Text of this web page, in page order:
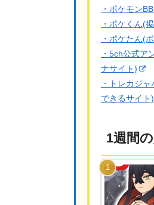
・ポケモン
・ポケくん(
・ポケたん(
・5ch公式ア
ナサイト)
・トレカジ
できるサイト)
1週間